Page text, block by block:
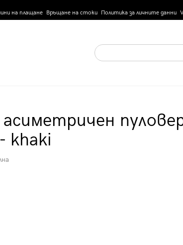
на плащане Връщане на стоки Политика за личните данни
khaki